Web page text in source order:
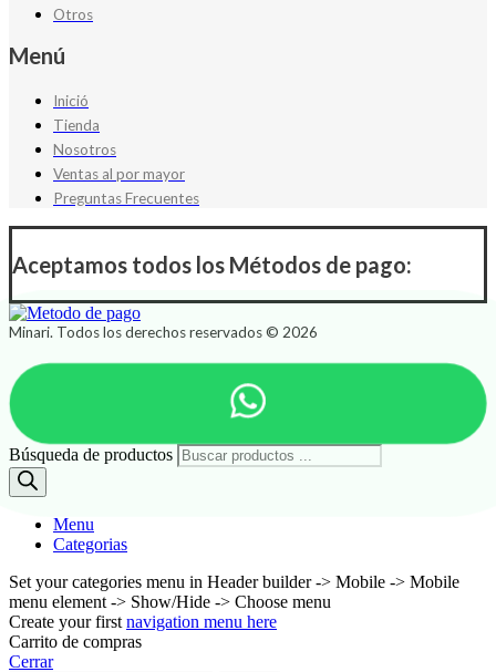
Otros
Menú
Inició
Tienda
Nosotros
Ventas al por mayor
Preguntas Frecuentes
Aceptamos todos los Métodos de pago:
Minari. Todos los derechos reservados © 2026
Búsqueda de productos
Menu
Categorias
Set your categories menu in Header builder -> Mobile -> Mobile
menu element -> Show/Hide -> Choose menu
Create your first navigation menu here
Carrito de compras
Cerrar